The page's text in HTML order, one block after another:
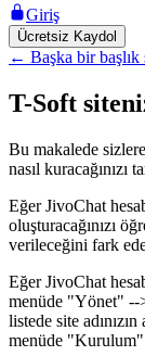
Giriş
Ücretsiz Kaydol
← Başka bir başlık
T-Soft
Bu makalede
nasıl kuracağınızı
Eğer JivoChat
oluşturacağınızı
verileceğini fark
Eğer JivoChat
menüde "Yönet" --
listede site
menüde